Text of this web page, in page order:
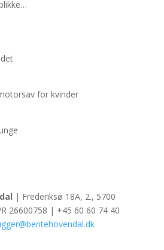
for kvinder
| Frederiksø 18A, 2., 5700
26600758 | +45 60 60 74 40